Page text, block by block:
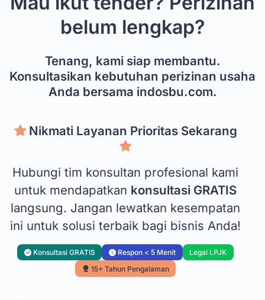
belum lengkap?
Tenang, kami siap membantu.
Konsultasikan kebutuhan perizinan usaha
Anda bersama indosbu.com.
Nikmati Layanan Prioritas Sekarang
Hubungi tim konsultan profesional kami
untuk mendapatkan konsultasi GRATIS
langsung. Jangan lewatkan kesempatan
ini untuk solusi terbaik bagi bisnis Anda!
Konsultasi GRATIS Respon < 5 Menit
Legal LPJK
15+ Tahun Pengalaman